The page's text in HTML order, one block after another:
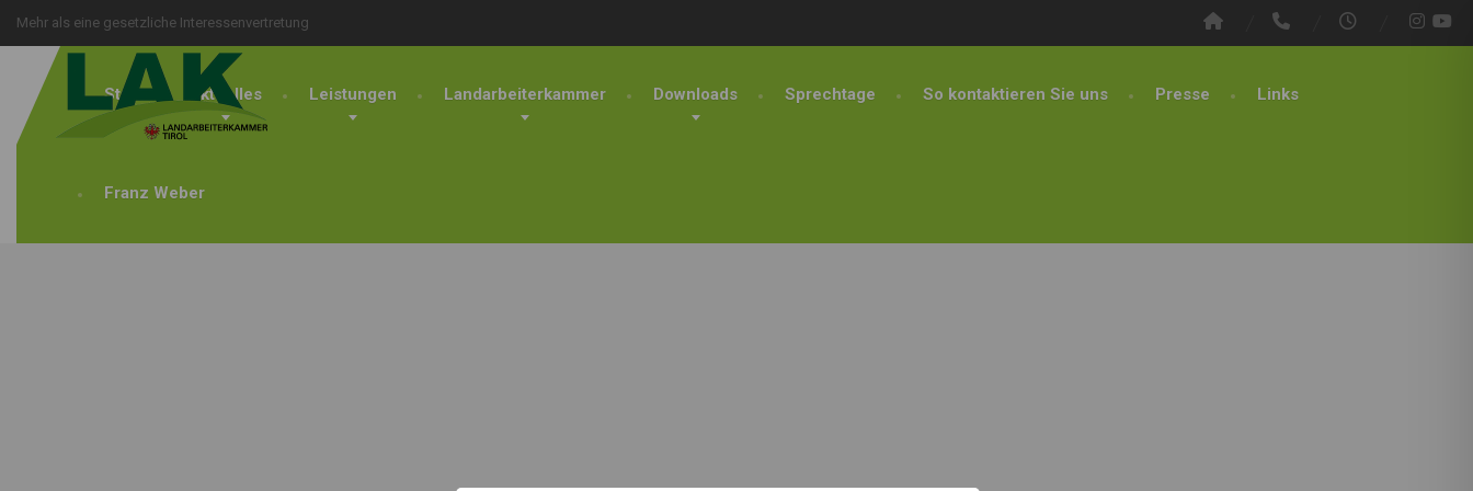
Mehr als eine gesetzliche Interessenvertretung
Start Aktuelles Leistungen Landarbeiterkammer Downloads Sprechtage So kontaktieren Sie uns Presse Links
Franz Weber